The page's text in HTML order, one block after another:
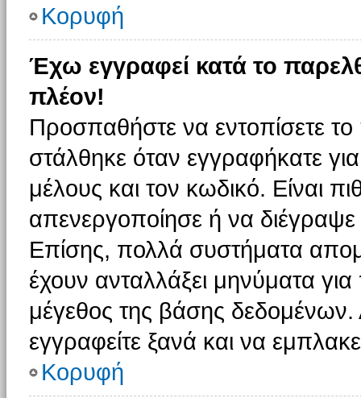
Κορυφή
Έχω εγγραφεί κατά το
πλέον!
Προσπαθήστε να εντοπίσετε
στάλθηκε όταν εγγραφήκατε
μέλους και τον κωδικό. Είναι
απενεργοποίησε ή να
Επίσης, πολλά συστήματα
έχουν ανταλλάξει μηνύματα
μέγεθος της βάσης
εγγραφείτε ξανά και να
Κορυφή